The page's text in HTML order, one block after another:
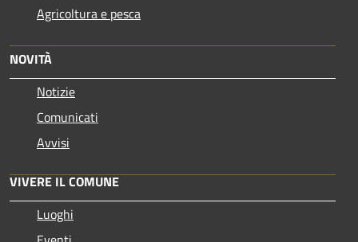
Agricoltura e pesca
NOVITÀ
Notizie
Comunicati
Avvisi
VIVERE IL COMUNE
Luoghi